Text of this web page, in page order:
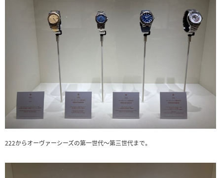
222からオーヴァーシーズの第一世代〜第三世代まで。